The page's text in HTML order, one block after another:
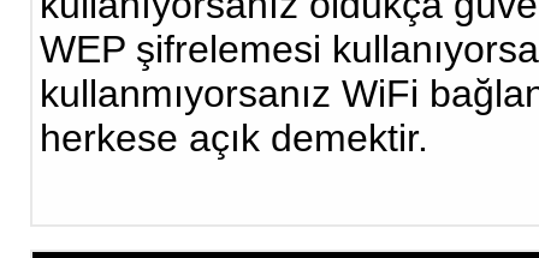
WEP şifrelemesi
kullanmıyorsanız WiFi
herkese açık demektir.